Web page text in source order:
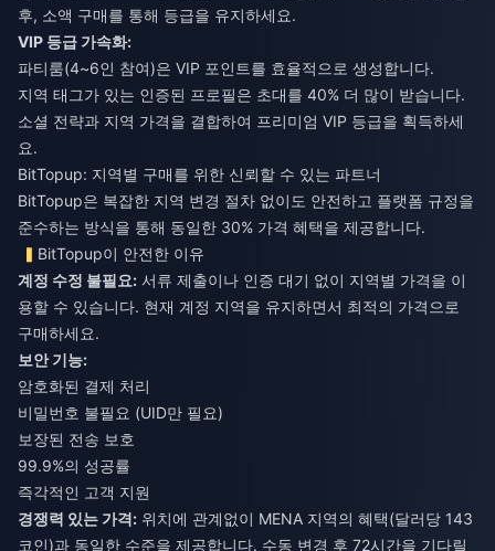
후, 소액 구매를 통해 등급을 유지하세요.
VIP 등급 가속화:
파티룸(4~6인 참여)은 VIP 포인트를 효율적으로 생성합니다.
지역 태그가 있는 인증된 프로필은 초대를 40% 더 많이 받습니다.
소셜 전략과 지역 가격을 결합하여 프리미엄 VIP 등급을 획득하세
요.
BitTopup: 지역별 구매를 위한 신뢰할 수 있는 파트너
BitTopup은 복잡한 지역 변경 절차 없이도 안전하고 플랫폼 규정을
준수하는 방식을 통해 동일한 30% 가격 혜택을 제공합니다.
BitTopup이 안전한 이유
계정 수정 불필요: 서류 제출이나 인증 대기 없이 지역별 가격을 이
용할 수 있습니다. 현재 계정 지역을 유지하면서 최적의 가격으로
구매하세요.
보안 기능:
암호화된 결제 처리
비밀번호 불필요 (UID만 필요)
보장된 전송 보호
99.9%의 성공률
즉각적인 고객 지원
경쟁력 있는 가격: 위치에 관계없이 MENA 지역의 혜택(달러당 143
코인)과 동일한 수준을 제공합니다. 수동 변경 후 72시간을 기다릴